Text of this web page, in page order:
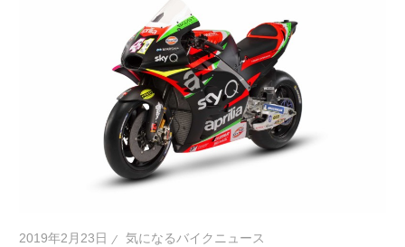
2019年2月23日 気になるバイクニュース